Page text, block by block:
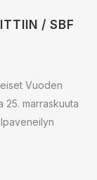
/ SBF
Vuoden
25. marraskuuta